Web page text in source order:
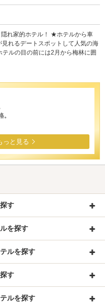
れ家的ホテル！ ★ホテルから車
れるデートスポットして人気の海
ルの目の前には2月から梅林に囲
っと見る
す
を探す
ルを探す
す
ルを探す